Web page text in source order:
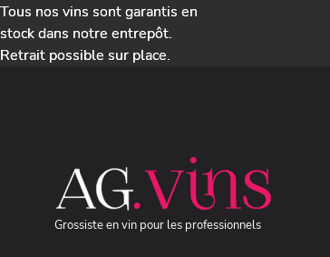
Tous nos vins sont garantis en
stock dans notre entrepôt.
Retrait possible sur place.
Grossiste en vin pour les professionnels